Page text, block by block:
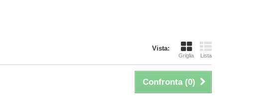
Vista:
Griglia Lista
Confronta (0)